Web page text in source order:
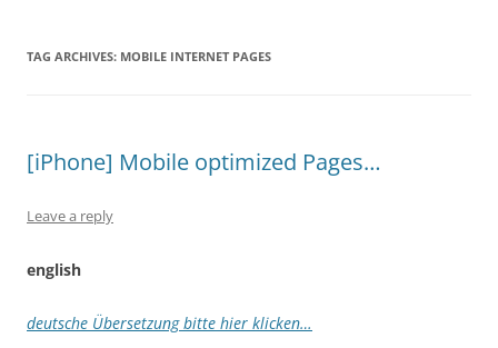
TAG ARCHIVES: MOBILE INTERNET PAGES
[iPhone] Mobile optimized Pages…
Leave a reply
english
deutsche Übersetzung bitte hier klicken…